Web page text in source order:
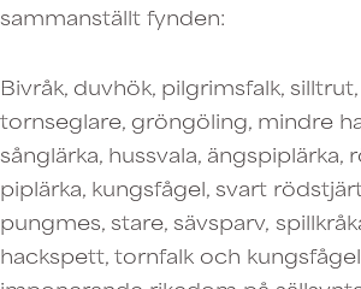
sammanställt fynden:
Bivråk, duvhök, pilgrimsfalk,
tornseglare, gröngöling, mindre
sånglärka, hussvala, ängspiplärka,
piplärka, kungsfågel, svart
pungmes, stare, sävsparv,
hackspett, tornfalk och